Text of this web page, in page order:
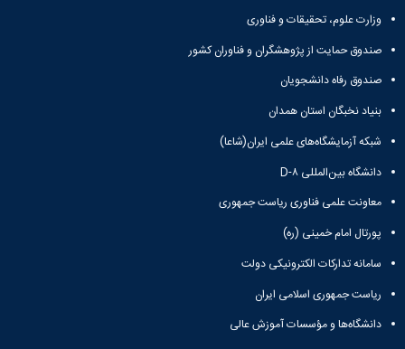
وزارت علوم، تحقیقات و فناوری
صندوق حمایت از پژوهشگران و فناوران کشور
صندوق رفاه دانشجویان
بنیاد نخبگان استان همدان
شبکه آزمایشگاه‌های علمی ایران(شاعا)
دانشگاه بین‌المللی D-۸
معاونت علمی فناوری ریاست جمهوری
پورتال امام خمینی (ره)
سامانه تدارکات الکترونیکی دولت
ریاست جمهوری اسلامی ایران
دانشگاه‌ها و مؤسسات آموزش عالی